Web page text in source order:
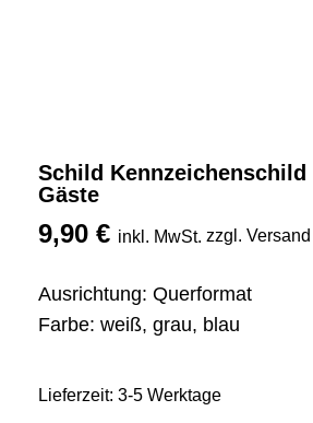
Schild Kennzeichenschild
Gäste
9,90 € inkl. MwSt. zzgl. Versand
Ausrichtung: Querformat
Farbe: weiß, grau, blau
Lieferzeit: 3-5 Werktage